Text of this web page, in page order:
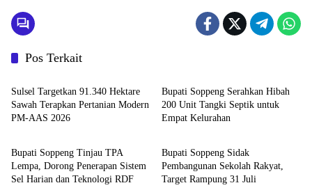
Pos Terkait
Daerah
Sulsel Targetkan 91.340 Hektare
Sawah Terapkan Pertanian Modern
PM-AAS 2026
Bupati Soppeng Serahkan Hibah
200 Unit Tangki Septik untuk
Empat Kelurahan
Daerah
Bupati Soppeng Tinjau TPA
Lempa, Dorong Penerapan Sistem
Sel Harian dan Teknologi RDF
Daerah
Bupati Soppeng Sidak
Pembangunan Sekolah Rakyat,
Target Rampung 31 Juli
Daerah Daerah